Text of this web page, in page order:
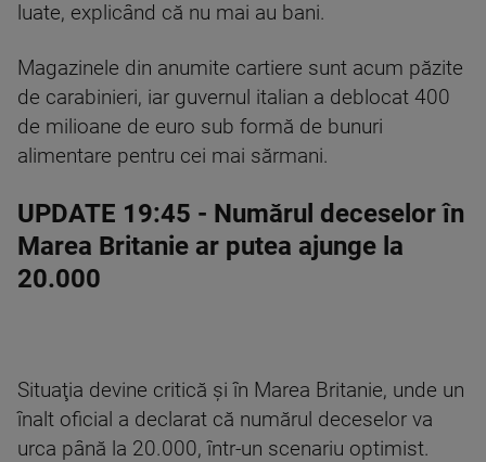
luate, explicând că nu mai au bani.
Magazinele din anumite cartiere sunt acum păzite
de carabinieri, iar guvernul italian a deblocat 400
de milioane de euro sub formă de bunuri
alimentare pentru cei mai sărmani.
UPDATE 19:45 - Numărul deceselor în
Marea Britanie ar putea ajunge la
20.000
Situaţia devine critică și în Marea Britanie, unde un
înalt oficial a declarat că numărul deceselor va
urca până la 20.000, într-un scenariu optimist.